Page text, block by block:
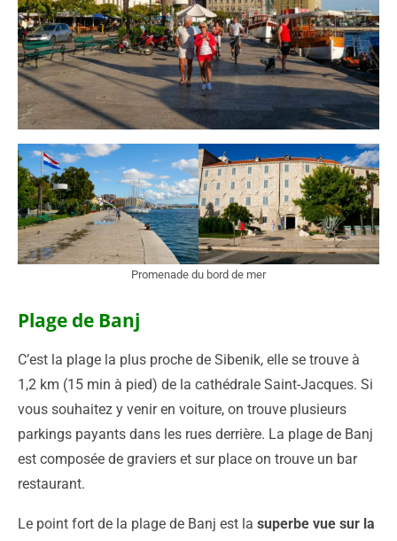
Promenade du bord de mer
Plage de Banj
C’est la plage la plus proche de Sibenik, elle se trouve à
1,2 km (15 min à pied) de la cathédrale Saint-Jacques. Si
vous souhaitez y venir en voiture, on trouve plusieurs
parkings payants dans les rues derrière. La plage de Banj
est composée de graviers et sur place on trouve un bar
restaurant.
Le point fort de la plage de Banj est la superbe vue sur la